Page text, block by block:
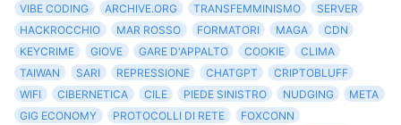
VIBE CODING
ARCHIVE.ORG TRANSFEMMINISMO
SERVER
HACKROCCHIO
MAR ROSSO FORMATORI MAGA
CDN
KEYCRIME
GIOVE GARE D'APPALTO COOKIE
CLIMA
TAIWAN
SARI REPRESSIONE CHATGPT
CRIPTOBLUFF
WIFI
CIBERNETICA CILE PIEDE SINISTRO NUDGING
META
GIG ECONOMY
PROTOCOLLI DI RETE
FOXCONN